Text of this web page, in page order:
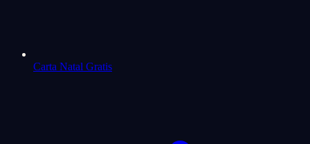
Carta Natal Gratis